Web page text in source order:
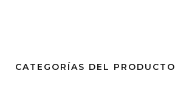
CATEGORÍAS DEL PRODUCTO